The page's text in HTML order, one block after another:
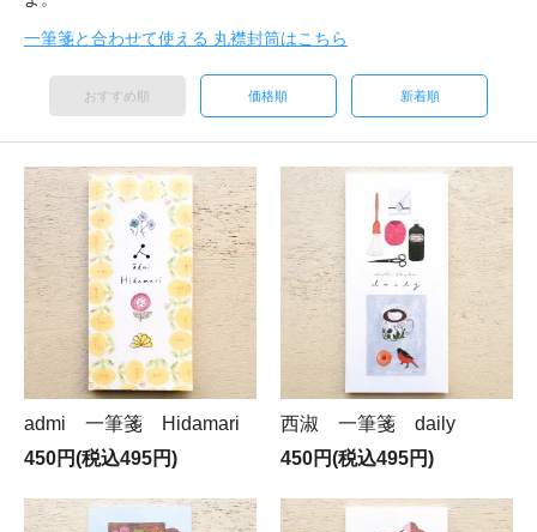
一筆箋と合わせて使える 丸襟封筒はこちら
おすすめ順 価格順 新着順
admi 一筆箋 Hidamari
450円(税込495円)
西淑 一筆箋 daily
450円(税込495円)